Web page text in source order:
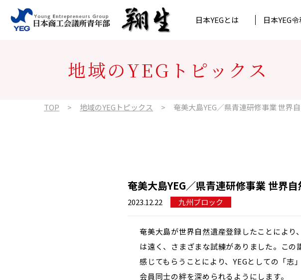
日本YEGとは
日本YEG令
九州ブロック
地域のYEGトピックス
TOP 地域のYEGトピックス 奄美大島YEG／県青連研修事業 世界
奄美大島YEG／県青連研修事業 世界
2023.12.22 九州ブロック
奄美大島が世界自然遺産登録したことにより
は遠く、さまざまな試練がありました。こ
感じてもらうことにより、YEGとしての「志
会員同士の絆を深められるようにします。